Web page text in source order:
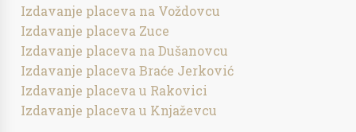
Izdavanje placeva na Voždovcu
Izdavanje placeva Zuce
Izdavanje placeva na Dušanovcu
Izdavanje placeva Braće Jerković
Izdavanje placeva u Rakovici
Izdavanje placeva u Knjaževcu